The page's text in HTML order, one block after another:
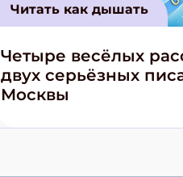
Читать как дышать
Четыре весёлых
двух серьёзных
Москвы